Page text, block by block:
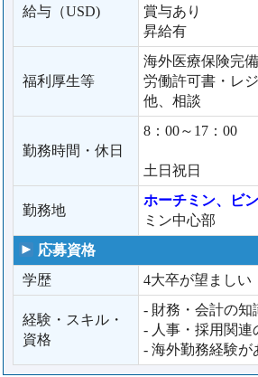
給与（USD)
賞与あり
昇給有
福利厚生等
海外医療保険完備
労働許可書・レ
他、相談
勤務時間・休日
8：00～17：00
土日祝日
勤務地
ホーチミン、ビ
ミン中心部
応募資格
学歴
4大卒が望ましい
経験・スキル・
資格
- 財務・会計の知
- 人事・採用関連
- 海外勤務経験が